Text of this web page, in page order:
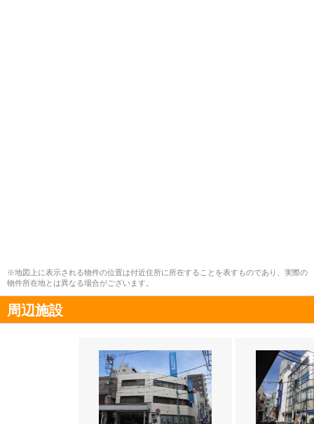
※地図上に表示される物件の位置は付近住所に所在することを表すものであり、実際の
物件所在地とは異なる場合がございます。
周辺施設